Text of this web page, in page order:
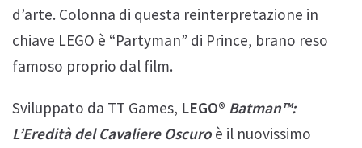
d’arte. Colonna di questa reinterpretazione in
chiave LEGO è “Partyman” di Prince, brano reso
famoso proprio dal film.
Sviluppato da TT Games, LEGO® Batman™:
L’Eredità del Cavaliere Oscuro è il nuovissimo